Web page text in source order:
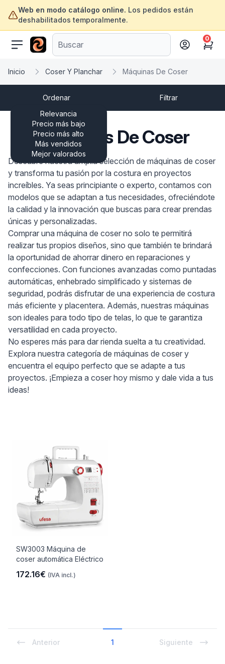
Web en modo catálogo online. Los pedidos están
deshabilitados temporalmente.
ofertasinformatica.com
Cart
0
Inicio Coser Y Planchar Máquinas De Coser
Ordenar
Relevancia
Precio más bajo
Precio más alto
Más vendidos
Mejor valorados
Filtrar
Máquinas De Coser
Descubre nuestra amplia selección de máquinas de coser
y transforma tu pasión por la costura en proyectos
increíbles. Ya seas principiante o experto, contamos con
modelos que se adaptan a tus necesidades, ofreciéndote
la calidad y la innovación que buscas para crear prendas
únicas y personalizadas.
Comprar una máquina de coser no solo te permitirá
realizar tus propios diseños, sino que también te brindará
la oportunidad de ahorrar dinero en reparaciones y
confecciones. Con funciones avanzadas como puntadas
automáticas, enhebrado simplificado y sistemas de
seguridad, podrás disfrutar de una experiencia de costura
más eficiente y placentera. Además, nuestras máquinas
son ideales para todo tipo de telas, lo que te garantiza
versatilidad en cada proyecto.
No esperes más para dar rienda suelta a tu creatividad.
Explora nuestra categoría de máquinas de coser y
encuentra el equipo perfecto que se adapte a tus
proyectos. ¡Empieza a coser hoy mismo y dale vida a tus
ideas!
SW3003 Máquina de
coser automática Eléctrico
172.16€ (IVA incl.)
Anterior 1 Siguiente